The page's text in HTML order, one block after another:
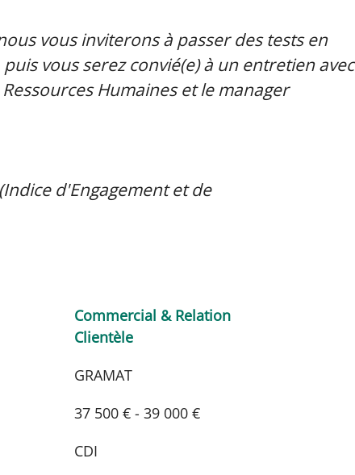
vous inviterons à passer des tests en
vous serez convié(e) à un entretien avec
Humaines et le manager
d'Engagement et de
Commercial & Relation
Clientèle
GRAMAT
37 500 € - 39 000 €
CDI